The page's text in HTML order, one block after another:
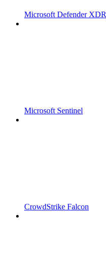
Microsoft Defender XDR
Microsoft Sentinel
CrowdStrike Falcon